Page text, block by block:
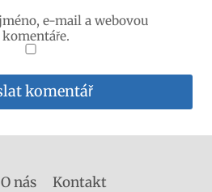
e-mail a webovou
O nás Kontakt